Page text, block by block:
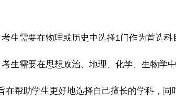
考生需要在物理或历史中选择1门作为首选科
考生需要在思想政治、地理、化学、生物学
在帮助学生更好地选择自己擅长的学科，